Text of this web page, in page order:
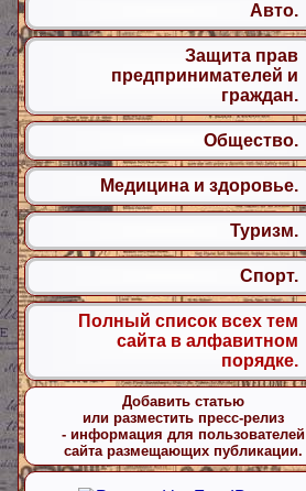
Авто.
Защита прав
предпринимателей и
граждан.
Общество.
Медицина и здоровье.
Туризм.
Спорт.
Полный список всех тем
сайта в алфавитном
порядке.
Добавить статью
или разместить пресс-релиз
- информация для пользователей
сайта размещающих публикации.